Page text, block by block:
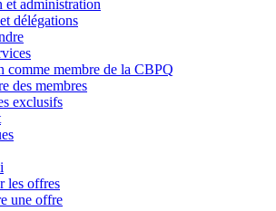
et administration
délégations
comme membre de la CBPQ
des membres
exclusifs
les offres
une offre